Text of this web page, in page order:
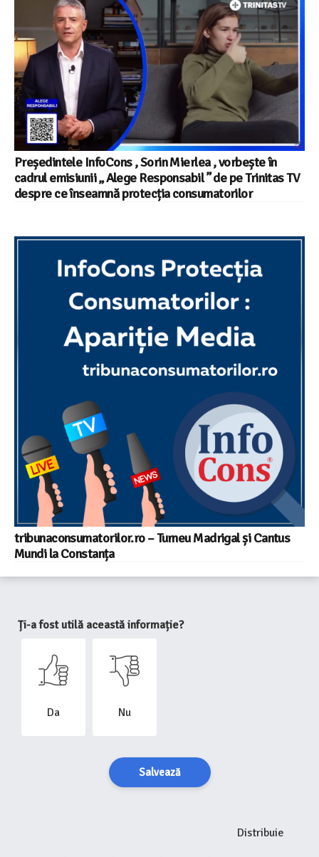
Președintele InfoCons , Sorin Mierlea , vorbește în
cadrul emisiunii „ Alege Responsabil ” de pe Trinitas TV
despre ce înseamnă protecția consumatorilor
tribunaconsumatorilor.ro – Turneu Madrigal și Cantus
Mundi la Constanța
Ți-a fost utilă această informație?
Da Nu
Salvează
Distribuie